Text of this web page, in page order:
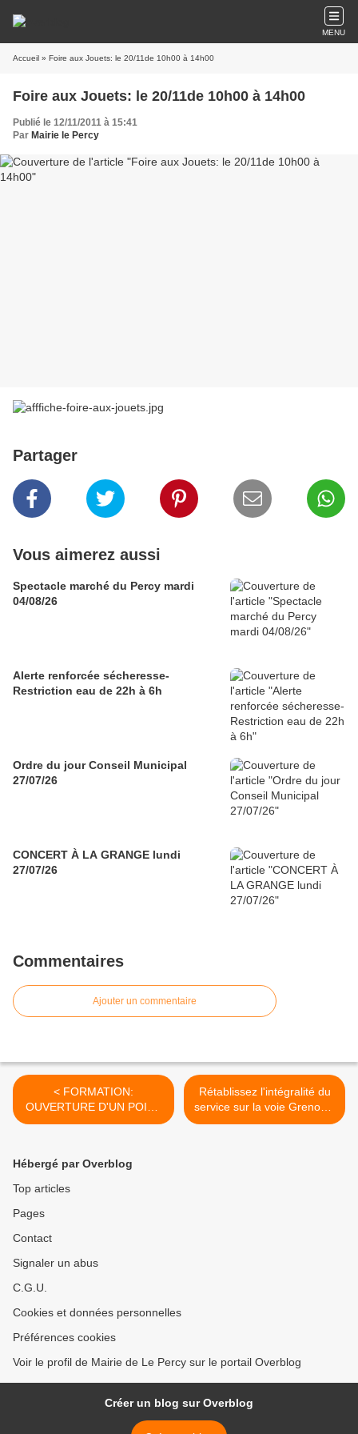
MENU
Accueil » Foire aux Jouets: le 20/11de 10h00 à 14h00
Foire aux Jouets: le 20/11de 10h00 à 14h00
Publié le 12/11/2011 à 15:41
Par Mairie le Percy
Partager
Vous aimerez aussi
Spectacle marché du Percy mardi
04/08/26
Alerte renforcée sécheresse-
Restriction eau de 22h à 6h
Ordre du jour Conseil Municipal
27/07/26
CONCERT À LA GRANGE lundi
27/07/26
Commentaires
Ajouter un commentaire
< FORMATION:
OUVERTURE D'UN POINT
INFO A CLELLES
Rétablissez l'intégralité du
service sur la voie Grenoble
Veynes >
Hébergé par Overblog
Top articles
Pages
Contact
Signaler un abus
C.G.U.
Cookies et données personnelles
Préférences cookies
Voir le profil de Mairie de Le Percy sur le portail Overblog
Créer un blog sur Overblog